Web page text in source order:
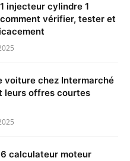
injecteur cylindre 1
vérifier, tester et
voiture chez Intermarché
leurs offres courtes
calculateur moteur